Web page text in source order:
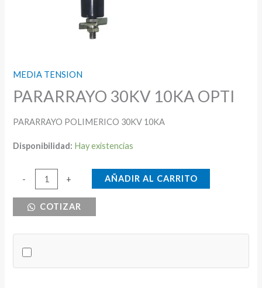
MEDIA TENSION
PARARRAYO 30KV 10KA OPTI
PARARRAYO POLIMERICO 30KV 10KA
Disponibilidad: Hay existencias
-
PARARRAYO
10KA
+ AÑADIR AL CARRITO
COTIZAR